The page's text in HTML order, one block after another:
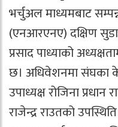
भर्चुअल माध्यमबाट
(एनआरएनए) दक्षिण
प्रसाद पाध्याको
छ। अधिवेशनमा संघका
उपाध्यक्ष रोजिना
राजेन्द्र राउतको